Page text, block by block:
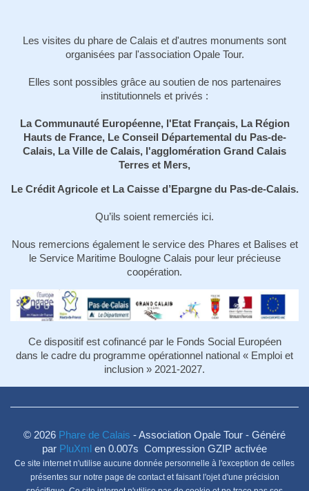
Les visites du phare de Calais et d'autres monuments sont
organisées par l'association Opale Tour.
Elles sont possibles grâce au soutien de nos partenaires
institutionnels et privés :
La Communauté Européenne, l'Etat Français, La Région
Hauts de France, Le Conseil Départemental du Pas-de-
Calais, La Ville de Calais, l'agglomération Grand Calais
Terres et Mers,
Le Crédit Agricole et La Caisse d’Epargne du Pas-de-Calais.
Qu’ils soient remerciés ici.
Nous remercions également le service des Phares et Balises et
le Service Maritime Boulogne Calais pour leur précieuse
coopération.
Ce dispositif est cofinancé par le Fonds Social Européen
dans le cadre du programme opérationnel national « Emploi et
inclusion » 2021-2027.
© 2026 Phare de Calais - Association Opale Tour - Généré
par PluXml en 0.007s Compression GZIP activée
Ce site internet n'utilise aucune donnée personnelle à l'exception de celles
présentes sur notre page de contact et faisant l'ojet d'une précision